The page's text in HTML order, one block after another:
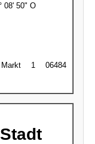
08' 50" O
1 06484